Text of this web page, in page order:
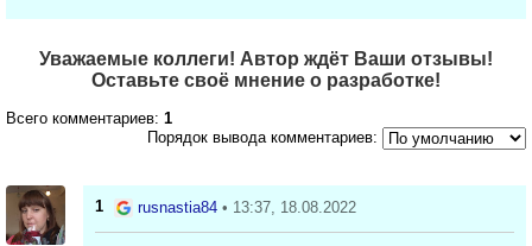
Уважаемые коллеги! Автор ждёт Ваши отзывы!
Оставьте своё мнение о разработке!
Всего комментариев: 1
Порядок вывода комментариев:
1 rusnastia84 • 13:37, 18.08.2022